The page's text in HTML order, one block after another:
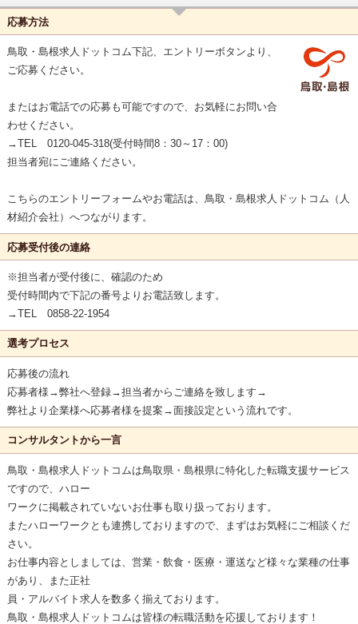
応募方法
鳥取・島根求人ドットコム下記、エントリーボタンより、
ご応募ください。
またはお電話での応募も可能ですので、お気軽にお問い合
わせください。
→TEL 0120-045-318(受付時間8：30～17：00)
担当者宛にご連絡ください。
こちらのエントリーフォームやお電話は、鳥取・島根求人ドットコム（人
材紹介会社）へつながります。
応募受付後の連絡
※担当者が受付後に、確認のため
受付時間内で下記の番号よりお電話致します。
→TEL 0858-22-1954
選考プロセス
応募後の流れ
応募者様→弊社へ登録→担当者からご連絡を致します→
弊社より企業様へ応募者様を提案→面接設定という流れです。
コンサルタントから一言
鳥取・島根求人ドットコムは鳥取県・島根県に特化した転職支援サービス
ですので、ハロー
ワークに掲載されていないお仕事も取り扱っております。
またハローワークとも連携しておりますので、まずはお気軽にご相談くだ
さい。
お仕事内容としましては、営業・飲食・医療・運送など様々な業種の仕事
があり、また正社
員・アルバイト求人を数多く揃えております。
鳥取・島根求人ドットコムは皆様の転職活動を応援しております！